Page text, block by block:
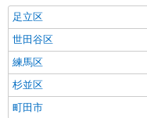
足立区
世田谷区
練馬区
杉並区
町田市